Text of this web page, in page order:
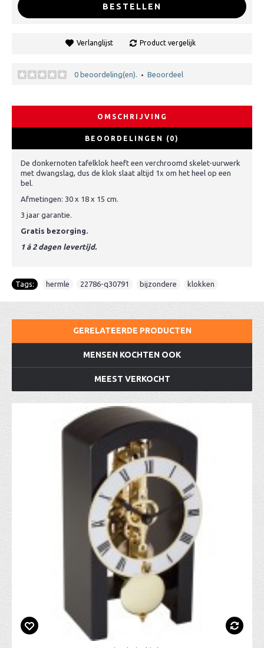
BESTELLEN
Verlanglijst Product vergelijk
0 beoordeling(en). • Beoordeel
OMSCHRIJVING
BEOORDELINGEN (0)
De donkernoten tafelklok heeft een verchroomd skelet-uurwerk
met dwangslag, dus de klok slaat altijd 1x om het heel op een
bel.
Afmetingen: 30 x 18 x 15 cm.
3 jaar garantie.
Gratis bezorging.
1 á 2 dagen levertijd.
Tags: hermle 22786-q30791 bijzondere klokken
GERELATEERDE PRODUCTEN
MENSEN KOCHTEN OOK
MEEST VERKOCHT